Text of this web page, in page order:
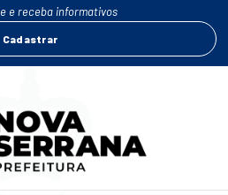
e receba informativos
Cadastrar